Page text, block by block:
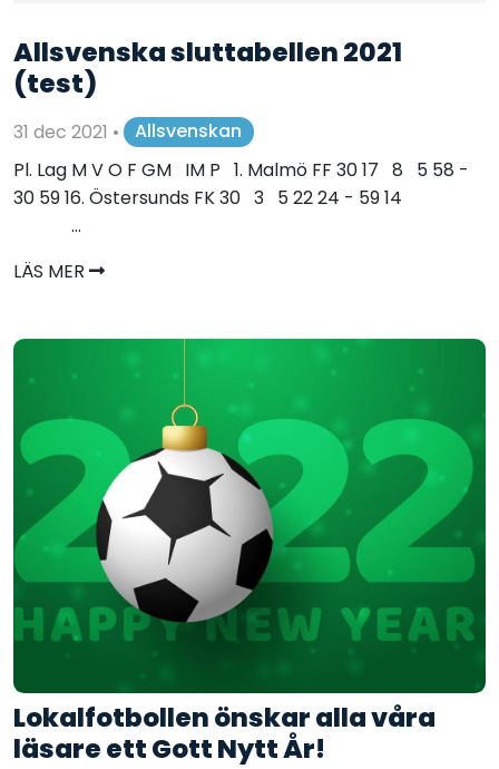
Allsvenska sluttabellen 2021
(test)
31 dec 2021 •
Allsvenskan
Pl. Lag M V O F GM IM P 1. Malmö FF 30 17 8 5 58 -
30 59 16. Östersunds FK 30 3 5 22 24 - 59 14
...
LÄS MER
Lokalfotbollen önskar alla våra
läsare ett Gott Nytt År!